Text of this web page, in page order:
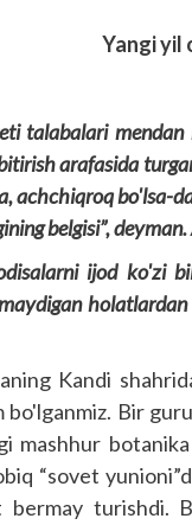
Yangi yil
talabalari
arafasida
achchiqroq bo'lsa-
belgisi”,
ijod ko'zi
Kandi
bo'lganmiz. Bir
mashhur
“sovet
turishdi.